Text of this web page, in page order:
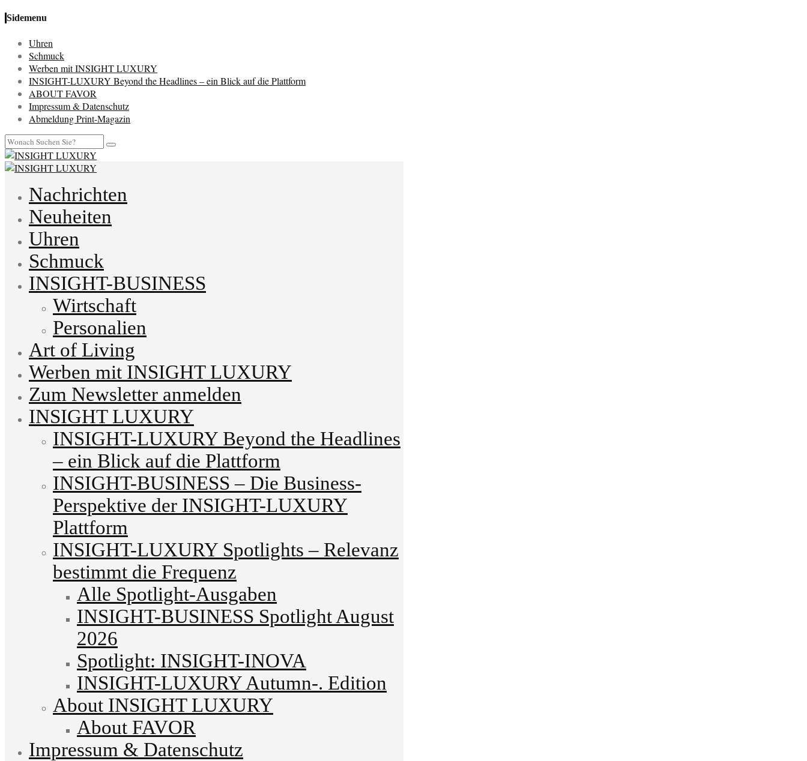
Sidemenu
Uhren
Schmuck
Werben mit INSIGHT LUXURY
INSIGHT-LUXURY Beyond the Headlines – ein Blick auf die Plattform
ABOUT FAVOR
Impressum & Datenschutz
Abmeldung Print-Magazin
Nachrichten
Neuheiten
Uhren
Schmuck
INSIGHT-BUSINESS
Wirtschaft
Personalien
Art of Living
Werben mit INSIGHT LUXURY
Zum Newsletter anmelden
INSIGHT LUXURY
INSIGHT-LUXURY Beyond the Headlines
– ein Blick auf die Plattform
INSIGHT-BUSINESS – Die Business-
Perspektive der INSIGHT-LUXURY
Plattform
INSIGHT-LUXURY Spotlights – Relevanz
bestimmt die Frequenz
Alle Spotlight-Ausgaben
INSIGHT-BUSINESS Spotlight August
2026
Spotlight: INSIGHT-INOVA
INSIGHT-LUXURY Autumn-. Edition
About INSIGHT LUXURY
About FAVOR
Impressum & Datenschutz